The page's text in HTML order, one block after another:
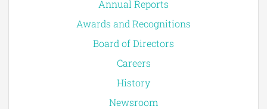
Annual Reports
Awards and Recognitions
Board of Directors
Careers
History
Newsroom